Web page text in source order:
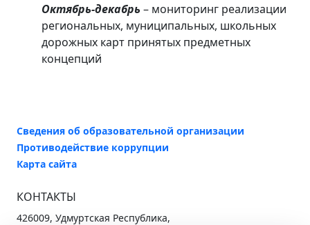
Октябрь-декабрь – мониторинг реализации
региональных, муниципальных, школьных
дорожных карт принятых предметных
концепций
Сведения об образовательной организации
Противодействие коррупции
Карта сайта
КОНТАКТЫ
426009, Удмуртская Республика,